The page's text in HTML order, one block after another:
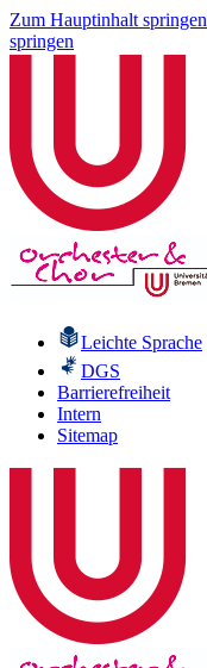
Zum Hauptinhalt springen
springen
Leichte Sprache
DGS
Barrierefreiheit
Intern
Sitemap